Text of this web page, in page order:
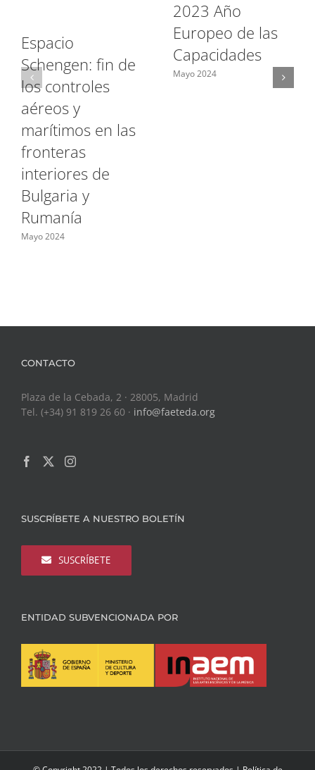
Espacio
Schengen: fin de
los controles
aéreos y
marítimos en las
fronteras
interiores de
Bulgaria y
Rumanía
Mayo 2024
2023 Año
Europeo de las
Capacidades
Mayo 2024
CONTACTO
Plaza de la Cebada, 2 · 28005, Madrid
Tel. (+34) 91 819 26 60 · info@faeteda.org
SUSCRÍBETE A NUESTRO BOLETÍN
SUSCRÍBETE
ENTIDAD SUBVENCIONADA POR